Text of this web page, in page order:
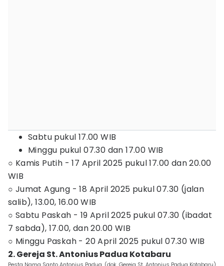
Sabtu pukul 17.00 WIB
Minggu pukul 07.30 dan 17.00 WIB
○ Kamis Putih - 17 April 2025 pukul 17.00 dan 20.00
WIB
○ Jumat Agung - 18 April 2025 pukul 07.30 (jalan
salib), 13.00, 16.00 WIB
○ Sabtu Paskah - 19 April 2025 pukul 07.30 (ibadat
7 sabda), 17.00, dan 20.00 WIB
○ Minggu Paskah - 20 April 2025 pukul 07.30 WIB
2. Gereja St. Antonius Padua Kotabaru